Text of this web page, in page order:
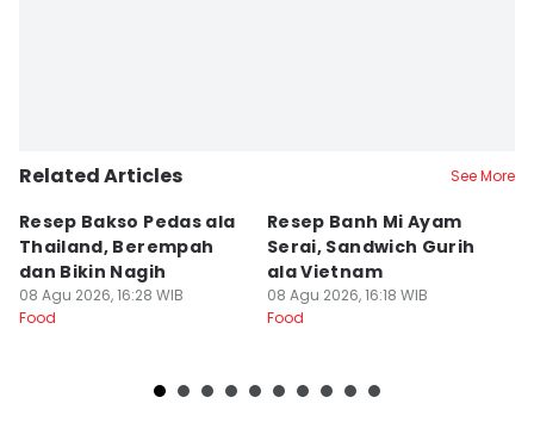
Related Articles See More
Resep Bakso Pedas ala
Thailand, Berempah
dan Bikin Nagih
08 Agu 2026, 16:28 WIB
Food
Resep Banh Mi Ayam
Serai, Sandwich Gurih
ala Vietnam
08 Agu 2026, 16:18 WIB
Food